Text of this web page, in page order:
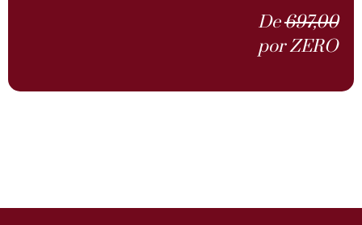
De697,00
por ZERO